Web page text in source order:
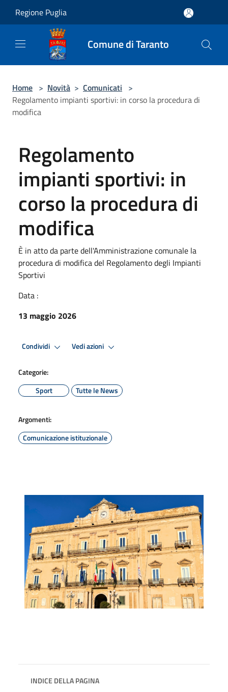
Regione Puglia
Comune di Taranto
Home > Novità > Comunicati >
Regolamento impianti sportivi: in corso la procedura di
modifica
Regolamento
impianti sportivi: in
corso la procedura di
modifica
È in atto da parte dell'Amministrazione comunale la
procedura di modifica del Regolamento degli Impianti
Sportivi
Data :
13 maggio 2026
Condividi Vedi azioni
Categorie:
Sport
Tutte le News
Argomenti:
Comunicazione istituzionale
INDICE DELLA PAGINA